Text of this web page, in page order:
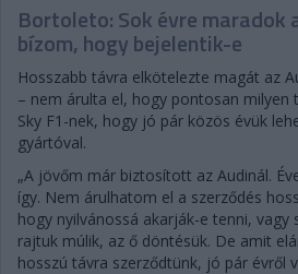
Bortoleto: Sok évre maradok
bízom, hogy bejelentik-e
Hosszabb távra elkötelezte magát az
– nem árulta el, hogy pontosan milyen
Sky F1-nek, hogy jó pár közös évük
gyártóval.
„A jövőm már biztosított az Audinál.
így. Nem árulhatom el a szerződés
hogy nyilvánossá akarják-e tenni, vagy
rajtuk múlik, az ő döntésük. De amit
hosszú távra szerződtünk, jó pár évről